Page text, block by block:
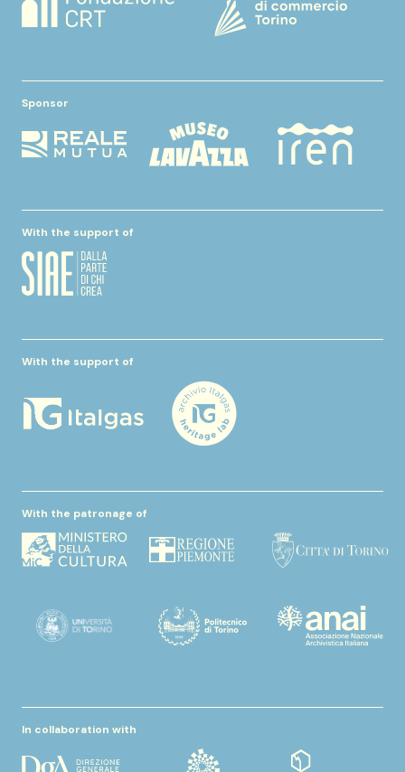
Sponsor
With the support of
With the support of
With the patronage of
In collaboration with